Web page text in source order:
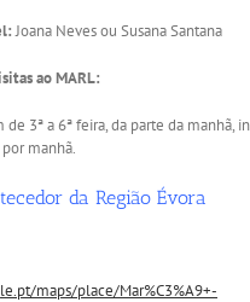
Joana Neves ou Susana Santana
ao MARL:
de 3ª a 6ª feira, da parte da
manhã.
da Região Évora
maps/place/Mar%C3%A9+-